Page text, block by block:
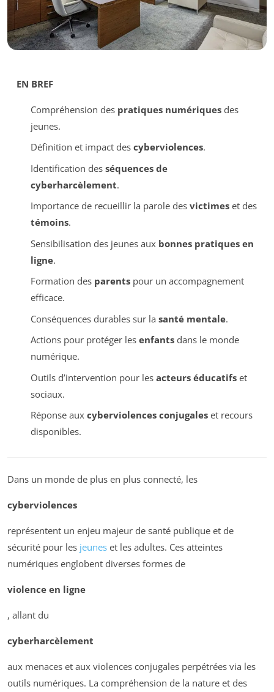
EN BREF
Compréhension des pratiques numériquesdes
jeunes.
Définition et impact des cyberviolences.
Identification des séquences de
cyberharcèlement.
Importance de recueillir la parole des victimeset des
témoins.
Sensibilisation des jeunes aux bonnes pratiques en
ligne.
Formation des parentspour un accompagnement
efficace.
Conséquences durables sur la santé mentale.
Actions pour protéger les enfantsdans le monde
numérique.
Outils d’intervention pour les acteurs éducatifset
sociaux.
Réponse aux cyberviolences conjugaleset recours
disponibles.
Dans un monde de plus en plus connecté, les
cyberviolences
représentent un enjeu majeur de santé publique et de
sécurité pour les jeunes et les adultes. Ces atteintes
numériques englobent diverses formes de
violence en ligne
, allant du
cyberharcèlement
aux menaces et aux violences conjugales perpétrées via les
outils numériques. La compréhension de la nature et des